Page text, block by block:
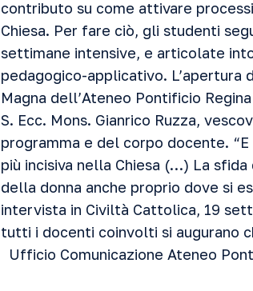
contributo su come attivare
Chiesa. Per fare ciò, gli studenti
settimane intensive, e articolate
pedagogico-applicativo. L’apertura
Magna dell’Ateneo Pontificio
S. Ecc. Mons. Gianrico Ruzza,
programma e del corpo docente.
più incisiva nella Chiesa (…) La
della donna anche proprio dove si
intervista in Civiltà Cattolica, 19
tutti i docenti coinvolti si augurano
Ufficio Comunicazione Ateneo